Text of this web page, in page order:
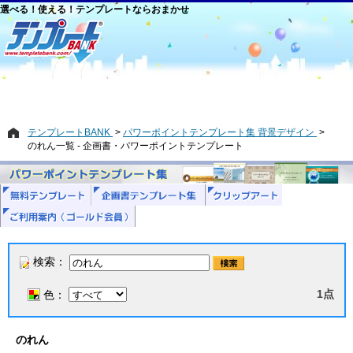
選べる！使える！テンプレートならおまかせ
テンプレートBANK
パワーポイントテンプレート集 背景デザイン
のれん一覧 - 企画書・パワーポイントテンプレート
検索：
色： 1点
のれん